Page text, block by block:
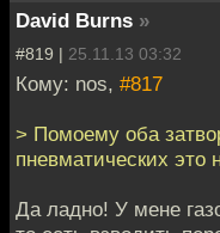
David Burns »
#819 | 25.11.13 03:32
Кому: nos, #817
> Помоему оба
пневматических это
Да ладно! У мене